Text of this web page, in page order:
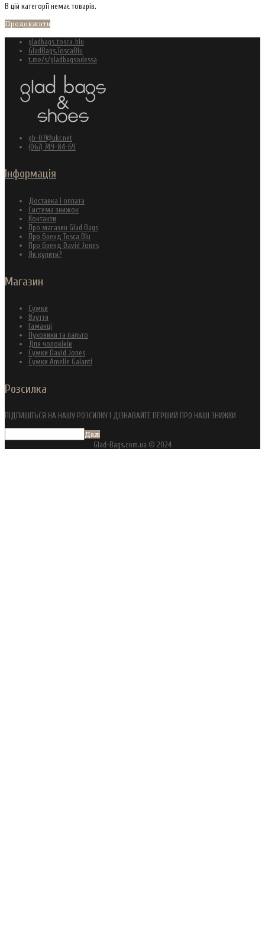
В цій категорії немає товарів.
Продовжити
gladbags_tosca_blu
GladBags.ToscaBlu
t.me/s/gladbagsodessa
gb-07@ukr.net
(067) 749-84-69
Інформація
Доставка і оплата
Система знижок
Контакти
Про магазин Glad Bags
Про бренд Tosca Blu
Про бренд David Jones
Як купити?
Магазин
Сумки
Взуття
Гаманці
Пуховики та пальто
Для чоловіків
Сумки David Jones
Сумки Amelie Galanti
Розсилка
ПІДПИШІТЬСЯ НА НАШУ РОЗСИЛКУ І ДІЗНАВАЙТЕ ПЕРШИЙ ПРО НАШІ ЗНИЖКИ
Далі
Glad-Bags.com.ua © 2024